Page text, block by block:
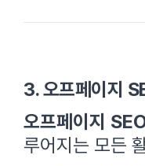
3. 오프페이지
오프페이지
루어지는 모든